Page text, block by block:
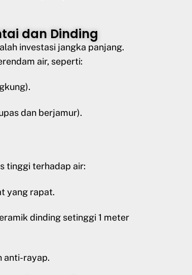
dan Dinding
investasi jangka panjang.
air, seperti:
dan berjamur).
tinggi terhadap air:
yang rapat.
dinding setinggi 1 meter
anti-rayap.